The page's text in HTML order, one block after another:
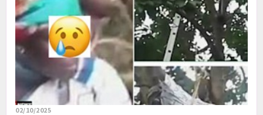
02/10/2025